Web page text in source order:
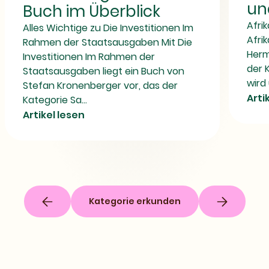
Buch im Überblick
Alles Wichtige zu Die Investitionen Im
Rahmen der Staatsausgaben Mit Die
Investitionen Im Rahmen der
Staatsausgaben liegt ein Buch von
Stefan Kronenberger vor, das der
Kategorie Sa...
Artikel lesen
der
wird
Kategorie erkunden